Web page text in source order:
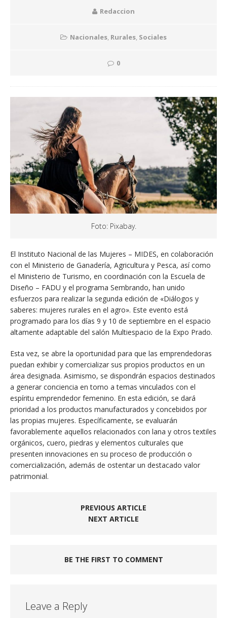
Redaccion
Nacionales, Rurales, Sociales
0
Foto: Pixabay.
El Instituto Nacional de las Mujeres – MIDES, en colaboración
con el Ministerio de Ganadería, Agricultura y Pesca, así como
el Ministerio de Turismo, en coordinación con la Escuela de
Diseño – FADU y el programa Sembrando, han unido
esfuerzos para realizar la segunda edición de «Diálogos y
saberes: mujeres rurales en el agro». Este evento está
programado para los días 9 y 10 de septiembre en el espacio
altamente adaptable del salón Multiespacio de la Expo Prado.
Esta vez, se abre la oportunidad para que las emprendedoras
puedan exhibir y comercializar sus propios productos en un
área designada. Asimismo, se dispondrán espacios destinados
a generar conciencia en torno a temas vinculados con el
espíritu emprendedor femenino. En esta edición, se dará
prioridad a los productos manufacturados y concebidos por
las propias mujeres. Específicamente, se evaluarán
favorablemente aquellos relacionados con lana y otros textiles
orgánicos, cuero, piedras y elementos culturales que
presenten innovaciones en su proceso de producción o
comercialización, además de ostentar un destacado valor
patrimonial.
PREVIOUS ARTICLE
NEXT ARTICLE
BE THE FIRST TO COMMENT
Leave a Reply